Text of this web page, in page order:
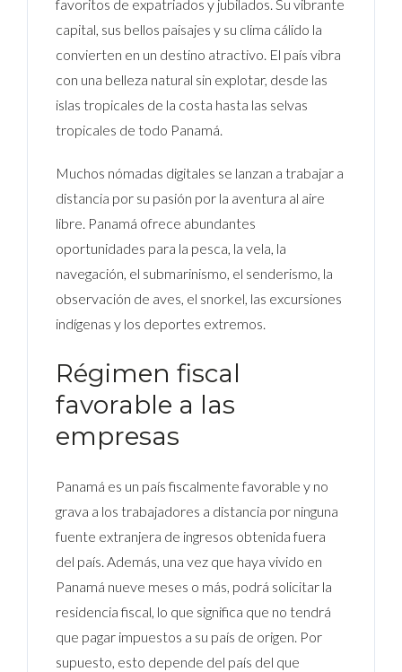
favoritos de expatriados y jubilados. Su vibrante
capital, sus bellos paisajes y su clima cálido la
convierten en un destino atractivo. El país vibra
con una belleza natural sin explotar, desde las
islas tropicales de la costa hasta las selvas
tropicales de todo Panamá.
Muchos nómadas digitales se lanzan a trabajar a
distancia por su pasión por la aventura al aire
libre. Panamá ofrece abundantes
oportunidades para la pesca, la vela, la
navegación, el submarinismo, el senderismo, la
observación de aves, el snorkel, las excursiones
indígenas y los deportes extremos.
Régimen fiscal
favorable a las
empresas
Panamá es un país fiscalmente favorable y no
grava a los trabajadores a distancia por ninguna
fuente extranjera de ingresos obtenida fuera
del país. Además, una vez que haya vivido en
Panamá nueve meses o más, podrá solicitar la
residencia fiscal, lo que significa que no tendrá
que pagar impuestos a su país de origen. Por
supuesto, esto depende del país del que